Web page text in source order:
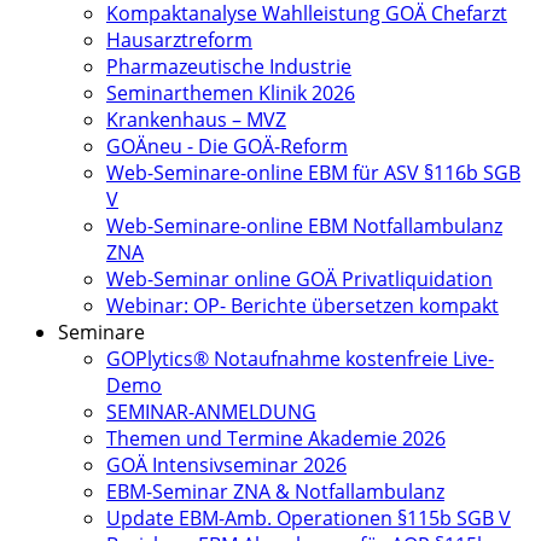
Kompaktanalyse Wahlleistung GOÄ Chefarzt
Hausarztreform
Pharmazeutische Industrie
Seminarthemen Klinik 2026
Krankenhaus – MVZ
GOÄneu - Die GOÄ-Reform
Web-Seminare-online EBM für ASV §116b SGB
V
Web-Seminare-online EBM Notfallambulanz
ZNA
Web-Seminar online GOÄ Privatliquidation
Webinar: OP- Berichte übersetzen kompakt
Seminare
GOPlytics® Notaufnahme kostenfreie Live-
Demo
SEMINAR-ANMELDUNG
Themen und Termine Akademie 2026
GOÄ Intensivseminar 2026
EBM-Seminar ZNA & Notfallambulanz
Update EBM-Amb. Operationen §115b SGB V